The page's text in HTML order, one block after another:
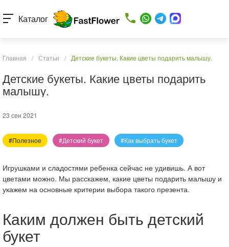
Каталог
Главная / Статьи / Детские букеты. Какие цветы подарить малышу.
Детские букеты. Какие цветы подарить
малышу.
23 сен 2021
#Полезное #Детский букет #Как выбрать букет
Игрушками и сладостями ребенка сейчас не удивишь. А вот
цветами можно. Мы расскажем, какие цветы подарить малышу и
укажем на основные критерии выбора такого презента.
Каким должен быть детский
букет